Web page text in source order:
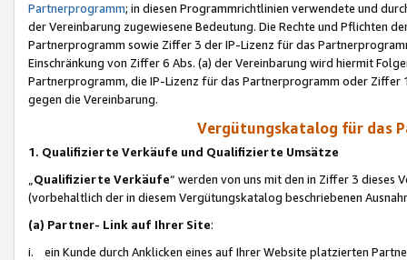
Partnerprogramm; in diesen Programmrichtlinien verwendete und
der Vereinbarung zugewiesene Bedeutung. Die Rechte und Pflichten
Partnerprogramm sowie Ziffer 3 der IP-Lizenz für das
Einschränkung von Ziffer 6 Abs. (a) der Vereinbarung wird hiermit
Partnerprogramm, die IP-Lizenz für das Partnerprogramm oder
gegen die Vereinbarung.
Vergütungskatalog für das
1. Qualifizierte Verkäufe und Qualifizierte Umsätze
Qualifizierte Verkäufe“ werden von uns mit den in Ziffer 3
(vorbehaltlich der in diesem Vergütungskatalog beschriebenen
(a) Partner- Link auf Ihrer Site:
i. ein Kunde durch Anklicken eines auf Ihrer Website platzierten